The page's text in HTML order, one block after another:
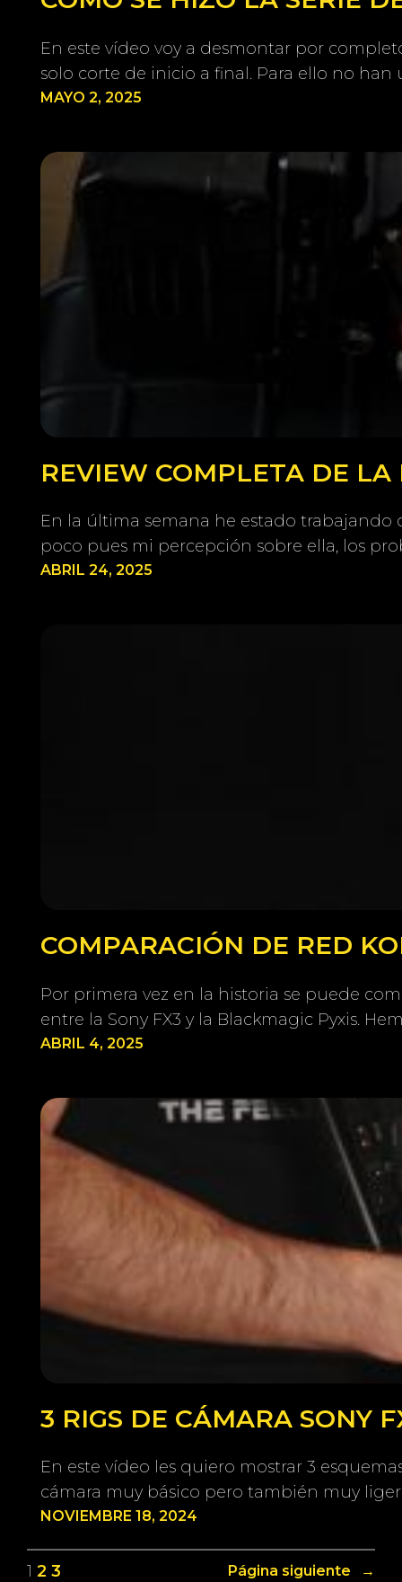
En este vídeo voy a desmontar por
solo corte de inicio a final. Para ello no han
MAYO 2, 2025
REVIEW COMPLETA DE LA
En la última semana he estado
poco pues mi percepción sobre ella, los
ABRIL 24, 2025
COMPARACIÓN DE RED
Por primera vez en la historia se puede
entre la Sony FX3 y la Blackmagic Pyxis.
ABRIL 4, 2025
3 RIGS DE CÁMARA SONY
En este vídeo les quiero mostrar 3
cámara muy básico pero también muy
NOVIEMBRE 18, 2024
1 2 3 Página siguiente →